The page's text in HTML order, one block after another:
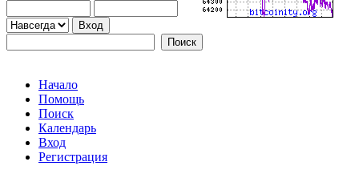
Начало
Помощь
Поиск
Календарь
Вход
Регистрация